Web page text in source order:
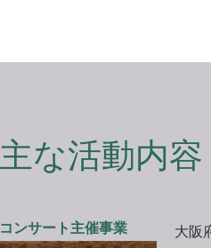
主な活動内容
​コンサート主催事業
大阪